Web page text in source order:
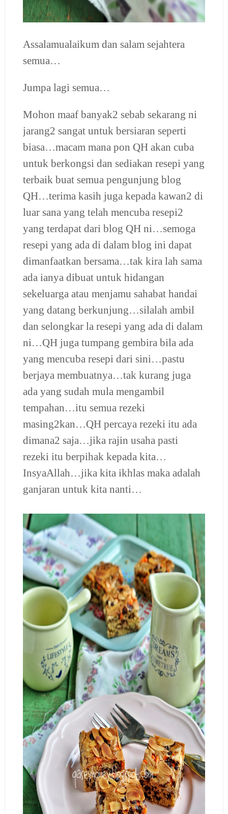
Assalamualaikum dan salam sejahtera
semua…
Jumpa lagi semua…
Mohon maaf banyak2 sebab sekarang ni
jarang2 sangat untuk bersiaran seperti
biasa…macam mana pon QH akan cuba
untuk berkongsi dan sediakan resepi yang
terbaik buat semua pengunjung blog
QH…terima kasih juga kepada kawan2 di
luar sana yang telah mencuba resepi2
yang terdapat dari blog QH ni…semoga
resepi yang ada di dalam blog ini dapat
dimanfaatkan bersama…tak kira lah sama
ada ianya dibuat untuk hidangan
sekeluarga atau menjamu sahabat handai
yang datang berkunjung…silalah ambil
dan selongkar la resepi yang ada di dalam
ni…QH juga tumpang gembira bila ada
yang mencuba resepi dari sini…pastu
berjaya membuatnya…tak kurang juga
ada yang sudah mula mengambil
tempahan…itu semua rezeki
masing2kan…QH percaya rezeki itu ada
dimana2 saja…jika rajin usaha pasti
rezeki itu berpihak kepada kita…
InsyaAllah…jika kita ikhlas maka adalah
ganjaran untuk kita nanti…